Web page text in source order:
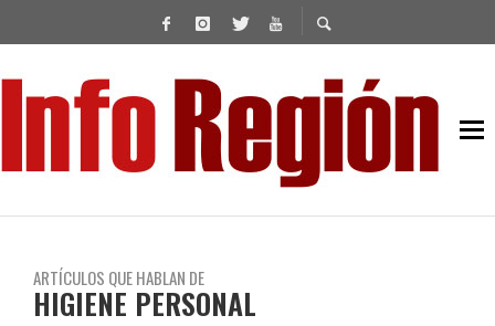
ARTÍCULOS QUE HABLAN DE
HIGIENE PERSONAL